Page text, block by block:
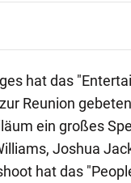
hat das
Reunion
ein großes
Joshua
hat das